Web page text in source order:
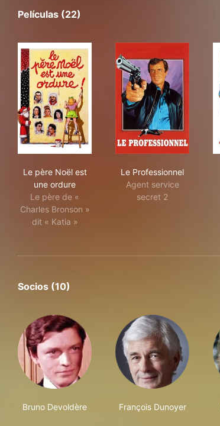
Películas (22)
Le père Noël est
une ordure
Le père de «
Charles Bronson »
dit « Katia »
Le Professionnel
Agent service
secret 2
Socios (10)
Bruno Devoldère François Dunoyer